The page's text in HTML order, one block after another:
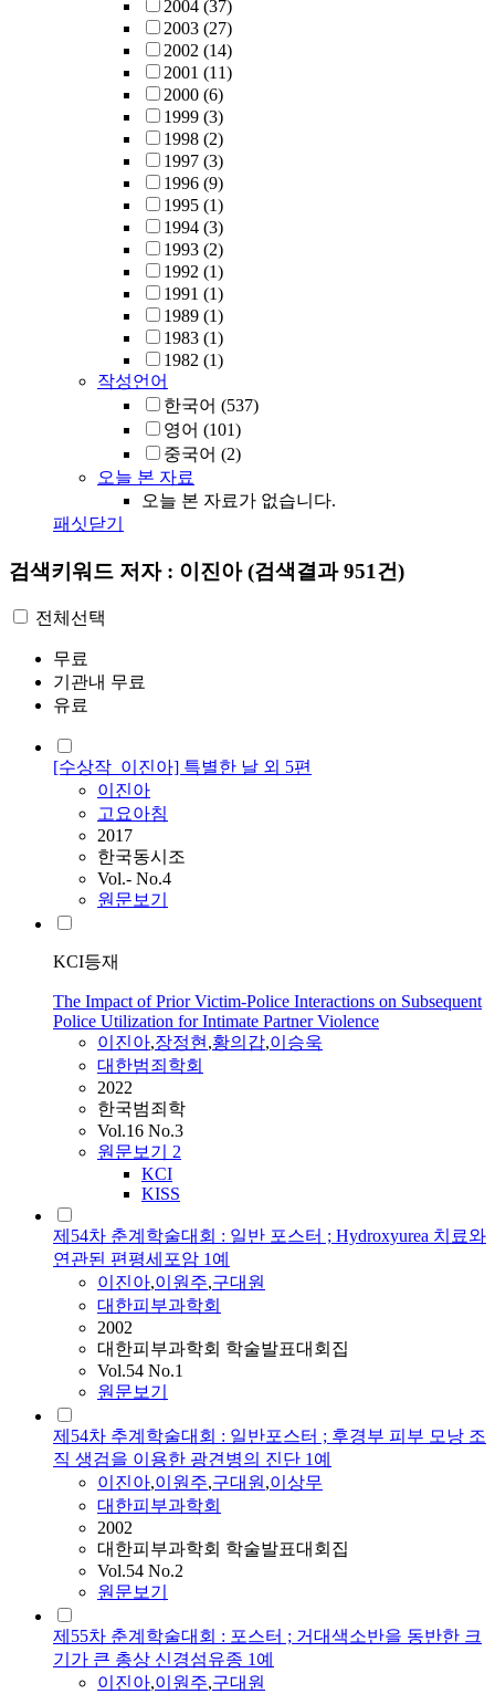
2004 (37)
2003 (27)
2002 (14)
2001 (11)
2000 (6)
1999 (3)
1998 (2)
1997 (3)
1996 (9)
1995 (1)
1994 (3)
1993 (2)
1992 (1)
1991 (1)
1989 (1)
1983 (1)
1982 (1)
작성언어
한국어 (537)
영어 (101)
중국어 (2)
오늘 본 자료
오늘 본 자료가 없습니다.
패싯닫기
검색키워드 저자 : 이진아(검색결과 951건)
전체선택
무료
기관내 무료
유료
[수상작_이진아] 특별한 날 외 5편
이진아
고요아침
2017
한국동시조
Vol.- No.4
원문보기
KCI등재
The Impact of Prior Victim-Police Interactions on Subsequent
Police Utilization for Intimate Partner Violence
이진아,장정현,황의갑,이승욱
대한범죄학회
2022
한국범죄학
Vol.16 No.3
원문보기 2
KCI
KISS
제54차 춘계학술대회 : 일반 포스터 ; Hydroxyurea 치료와
연관된 편평세포암 1예
이진아,이원주,구대원
대한피부과학회
2002
대한피부과학회 학술발표대회집
Vol.54 No.1
원문보기
제54차 추계학술대회 : 일반포스터 ; 후경부 피부 모낭 조
직 생검을 이용한 광견병의 진단 1예
이진아,이원주,구대원,이상무
대한피부과학회
2002
대한피부과학회 학술발표대회집
Vol.54 No.2
원문보기
제55차 춘계학술대회 : 포스터 ; 거대색소반을 동반한 크
기가 큰 총상 신경섬유종 1예
이진아,이원주,구대원